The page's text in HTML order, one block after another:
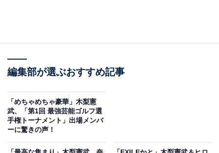
編集部が選ぶおすすめ記事
「めちゃめちゃ豪華」木梨憲
武、「第1回 最強芸能ゴルフ選
手権トーナメント」出場メンバ
ーに驚きの声！